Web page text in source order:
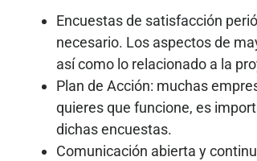
Encuestas de satisfacción
necesario. Los aspectos de
así como lo relacionado a la
Plan de Acción: muchas
quieres que funcione, es
dichas encuestas.
Comunicación abierta y